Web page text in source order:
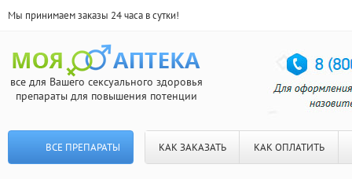
Мы принимаем заказы 24 часа в сутки!
все для Вашего сексуального здоровья
препараты для повышения потенции
ВСЕ ПРЕПАРАТЫ КАК ЗАКАЗАТЬ КАК ОПЛАТИТЬ